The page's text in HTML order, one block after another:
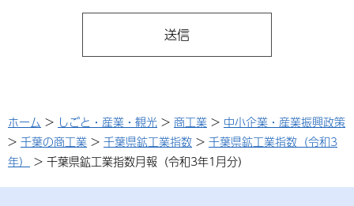
ホーム > しごと・産業・観光 > 商工業 > 中小企業・産業振興政策
> 千葉の商工業 > 千葉県鉱工業指数 > 千葉県鉱工業指数（令和3
年）
> 千葉県鉱工業指数月報（令和3年1月分）